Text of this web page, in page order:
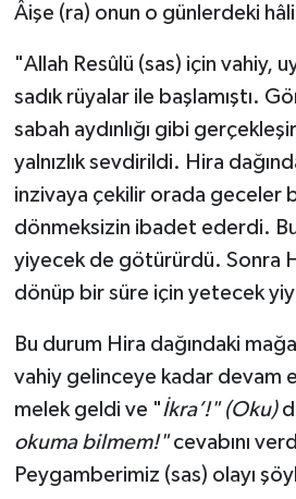
Âişe (ra) onun o günlerdeki
"Allah Resûlü (sas) için vahiy,
sadık rüyalar ile başlamıştı.
sabah aydınlığı gibi
yalnızlık sevdirildi. Hira
inzivaya çekilir orada geceler
dönmeksizin ibadet ederdi.
yiyecek de götürürdü. Sonra
dönüp bir süre için yetecek
Bu durum Hira dağındaki
vahiy gelinceye kadar devam
melek geldi ve "İkra’!" (Oku)
okuma bilmem!"cevabını
Peygamberimiz (sas) olayı
Nevşehir Müftülüğü
Niğde Müftülüğü
Ordu Müftülüğü
Rize Müftülüğü
Sakarya Müftülüğü
Samsun Müftülüğü
Siirt Müftülüğü
Sinop Müftülüğü